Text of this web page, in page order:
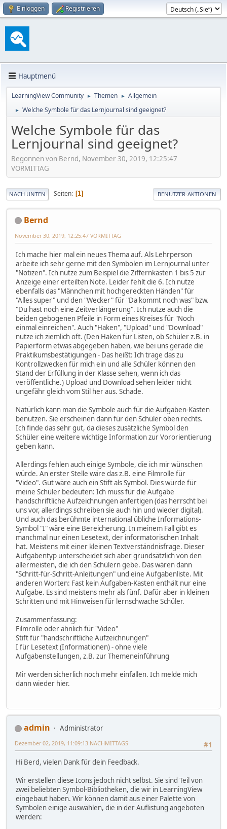
Einloggen Registrieren
Hauptmenü
LearningView Community ► Themen ► Allgemein
► Welche Symbole für das Lernjournal sind geeignet?
Welche Symbole für das
Lernjournal sind geeignet?
Begonnen von Bernd, November 30, 2019, 12:25:47
VORMITTAG
NACH UNTEN Seiten 1 BENUTZER-AKTIONEN
Bernd
November 30, 2019, 12:25:47 VORMITTAG
Ich mache hier mal ein neues Thema auf. Als Lehrperson
arbeite ich sehr gerne mit den Symbolen im Lernjournal unter
"Notizen". Ich nutze zum Beispiel die Ziffernkästen 1 bis 5 zur
Anzeige einer erteilten Note. Leider fehlt die 6. Ich nutze
ebenfalls das "Männchen mit hochgereckten Händen" für
"Alles super" und den "Wecker" für "Da kommt noch was" bzw.
"Du hast noch eine Zeitverlängerung". Ich nutze auch die
beiden gebogenen Pfeile in Form eines Kreises für "Noch
einmal einreichen". Auch "Haken", "Upload" und "Download"
nutze ich ziemlich oft. (Den Haken für Listen, ob Schüler z.B. in
Papierform etwas abgegeben haben, wie bei uns gerade die
Praktikumsbestätigungen - Das heißt: Ich trage das zu
Kontrollzwecken für mich ein und alle Schüler können den
Stand der Erfüllung in der Klasse sehen, wenn ich das
veröffentliche.) Upload und Download sehen leider nicht
ungefähr gleich vom Stil her aus. Schade.
Natürlich kann man die Symbole auch für die Aufgaben-Kästen
benutzen. Sie erscheinen dann für den Schüler oben rechts.
Ich finde das sehr gut, da dieses zusätzliche Symbol den
Schüler eine weitere wichtige Information zur Vororientierung
geben kann.
Allerdings fehlen auch einige Symbole, die ich mir wünschen
würde. An erster Stelle wäre das z.B. eine Filmrolle für
"Video". Gut wäre auch ein Stift als Symbol. Dies würde für
meine Schüler bedeuten: Ich muss für die Aufgabe
handschriftliche Aufzeichnungen anfertigen (das herrscht bei
uns vor, allerdings schreiben sie auch hin und wieder digital).
Und auch das berühmte international übliche Informations-
Symbol "I" wäre eine Bereicherung. In meinem Fall gibt es
manchmal nur einen Lesetext, der informatorischen Inhalt
hat. Meistens mit einer kleinen Textverständnisfrage. Dieser
Aufgabentyp unterscheidet sich aber grundsätzlich von den
allermeisten, die ich den Schülern gebe. Das wären dann
"Schritt-für-Schritt-Anleitungen" und eine Aufgabenliste. Mit
anderen Worten: Fast kein Aufgaben-Kasten enthält nur eine
Aufgabe. Es sind meistens mehr als fünf. Dafür aber in kleinen
Schritten und mit Hinweisen für lernschwache Schüler.
Zusammenfassung:
Filmrolle oder ähnlich für "Video"
Stift für "handschriftliche Aufzeichnungen"
I für Lesetext (Informationen) - ohne viele
Aufgabenstellungen, z.B. zur Themeneinführung
Mir werden sicherlich noch mehr einfallen. Ich melde mich
dann wieder hier.
admin
Administrator
#1
Dezember 02, 2019, 11:09:13 NACHMITTAGS
Hi Berd, vielen Dank für dein Feedback.
Wir erstellen diese Icons jedoch nicht selbst. Sie sind Teil von
zwei beliebten Symbol-Bibliotheken, die wir in LearningView
eingebaut haben. Wir können damit aus einer Palette von
Symbolen einige auswählen, die in der Auflistung angeboten
werden: